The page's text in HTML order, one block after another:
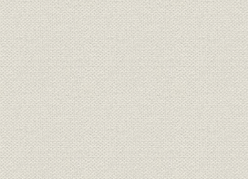
役員 全国銀行協会
役員 東京銀行協会
役員
全国銀行協会
副会長一覧